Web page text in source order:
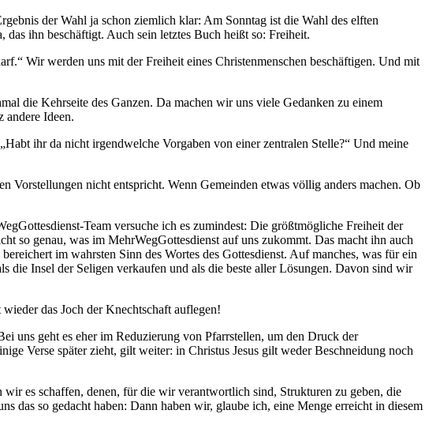
der Wahl ja schon ziemlich klar: Am Sonntag ist die Wahl des elften
ihn beschäftigt. Auch sein letztes Buch heißt so: Freiheit.
Wir werden uns mit der Freiheit eines Christenmenschen beschäftigen. Und mit
die Kehrseite des Ganzen. Da machen wir uns viele Gedanken zu einem
andere Ideen.
ihr da nicht irgendwelche Vorgaben von einer zentralen Stelle?“ Und meine
Vorstellungen nicht entspricht. Wenn Gemeinden etwas völlig anders machen. Ob
Team versuche ich es zumindest: Die größtmögliche Freiheit der
so genau, was im MehrWegGottesdienst auf uns zukommt. Das macht ihn auch
im wahrsten Sinn des Wortes des Gottesdienst. Auf manches, was für ein
die Insel der Seligen verkaufen und als die beste aller Lösungen. Davon sind wir
das Joch der Knechtschaft auflegen!
uns geht es eher im Reduzierung von Pfarrstellen, um den Druck der
Verse später zieht, gilt weiter: in Christus Jesus gilt weder Beschneidung noch
es schaffen, denen, für die wir verantwortlich sind, Strukturen zu geben, die
das so gedacht haben: Dann haben wir, glaube ich, eine Menge erreicht in diesem